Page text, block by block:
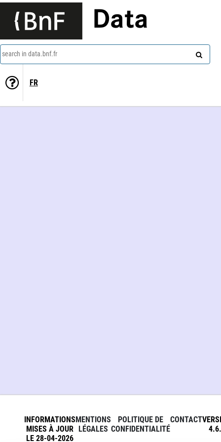
Data
search in data.bnf.fr
FR
INFORMATIONS
MISES À JOUR
LE 28-04-2026
MENTIONS
LÉGALES
POLITIQUE DE
CONFIDENTIALITÉ
CONTACT